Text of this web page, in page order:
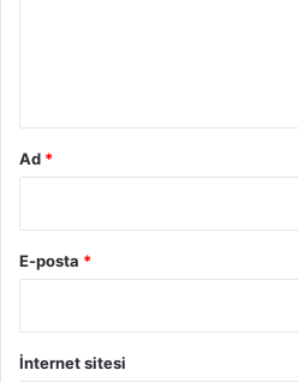
Ad *
E-posta *
İnternet sitesi